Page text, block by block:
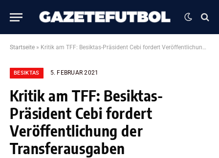
Startseite » Kritik am TFF: Besiktas-Präsident Cebi fordert Veröffentlichung der Transferausgaben
BESIKTAS 5. FEBRUAR 2021
Kritik am TFF: Besiktas-
Präsident Cebi fordert
Veröffentlichung der
Transferausgaben